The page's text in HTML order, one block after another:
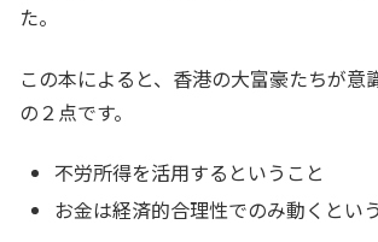
た。
この本によると、香港の大富豪たちが意
の２点です。
不労所得を活用するということ
お金は経済的合理性でのみ動くとい